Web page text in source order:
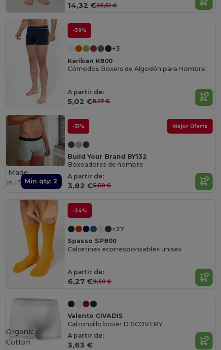
14,32 €25,51 €
-39%
+3
Kariban K800
Cómodos Boxers de Algodón para Hombre
A partir de:
5,02 €8,17 €
Min qty: 2
-31% Mejor Oferta
Build Your Brand BY132
Boxeadores de hombre
A partir de:
3,82 €5,50 €
Made
in IT
-34%
+27
Spasso SP800
Calcetines ecorresponsables unisex
A partir de:
6,27 €9,50 €
Valento CIVADIS
Calzoncillo boxer DISCOVERY
A partir de:
3,63 €
Organic
Cotton